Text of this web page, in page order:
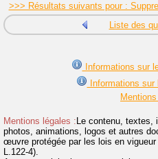
>>> Résultats suivants pour :
Liste des
Informations sur
Informations
Mentions légales : Le contenu, textes,
photos, animations, logos et autres
œuvre protégée par les lois en
L.122-4).